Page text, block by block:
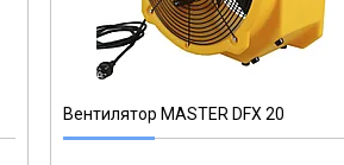
Вентилятор MASTER DFX 20